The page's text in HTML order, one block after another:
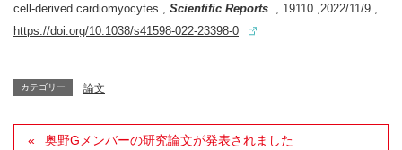
cell-derived cardiomyocytes , Scientific Reports , 19110 ,2022/11/9 ,
https://doi.org/10.1038/s41598-022-23398-0
カテゴリー 論文
奥野Gメンバーの研究論文が発表されました